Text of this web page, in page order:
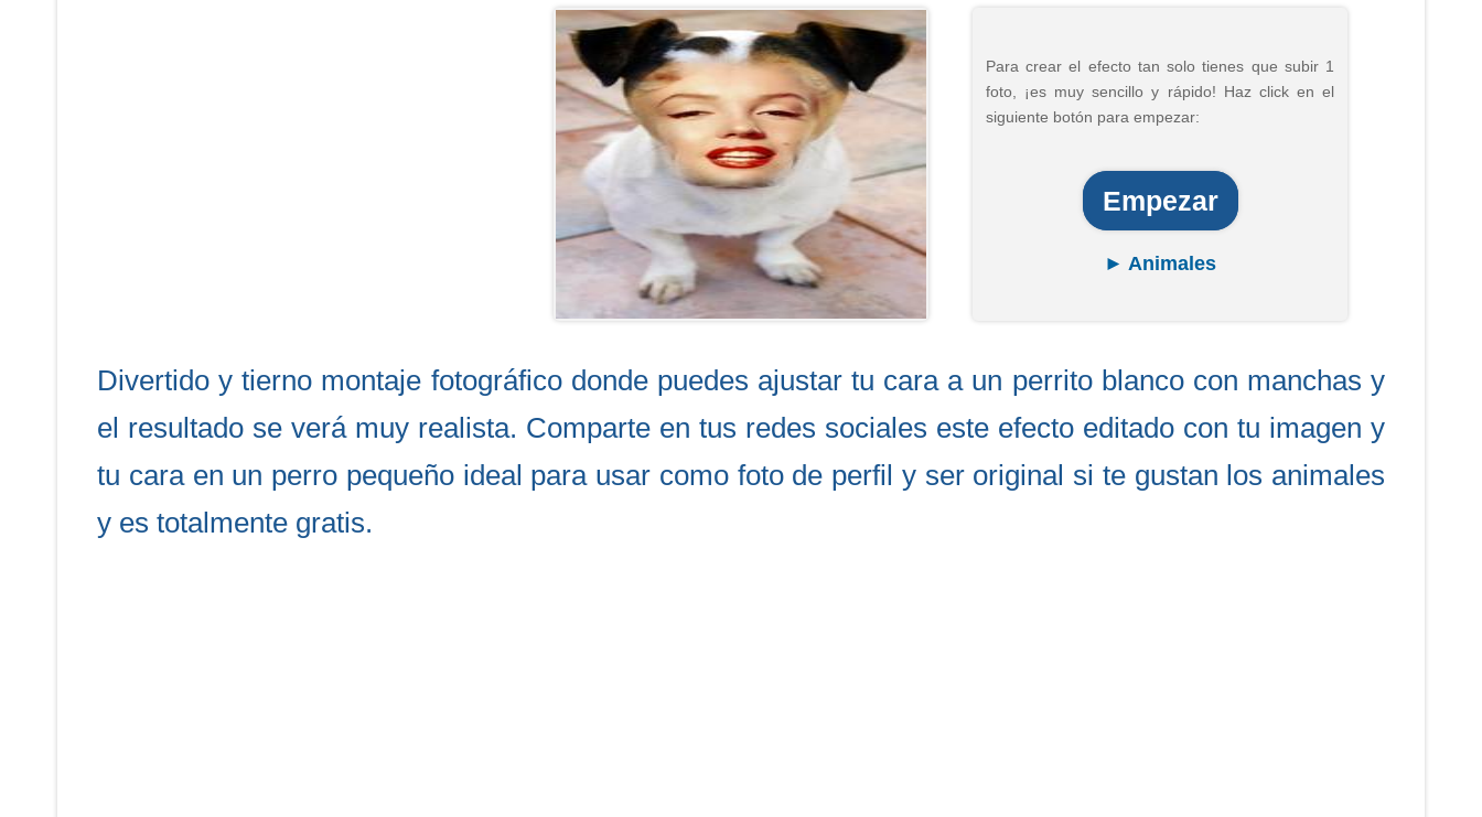
Para crear el efecto tan solo tienes que subir 1
foto, ¡es muy sencillo y rápido! Haz click en el
siguiente botón para empezar:
Empezar
► Animales
Divertido y tierno montaje fotográfico donde puedes ajustar tu cara a un perrito blanco con manchas y
el resultado se verá muy realista. Comparte en tus redes sociales este efecto editado con tu imagen y
tu cara en un perro pequeño ideal para usar como foto de perfil y ser original si te gustan los animales
y es totalmente gratis.